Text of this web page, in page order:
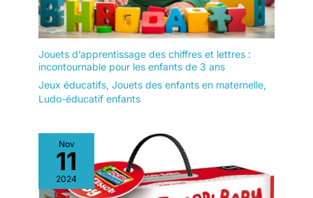
Jouets d’apprentissage des chiffres et lettres :
incontournable pour les enfants de 3 ans
Jeux éducatifs, Jouets des enfants en maternelle,
Ludo-éducatif enfants
Nov
11
2024